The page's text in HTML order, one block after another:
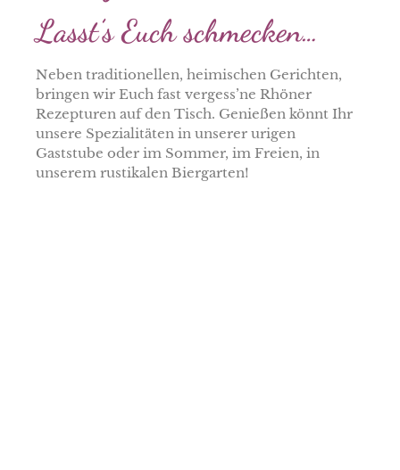
Lasst’s Euch schmecken…
Neben traditionellen, heimischen Gerichten,
bringen wir Euch fast vergess’ne Rhöner
Rezepturen auf den Tisch. Genießen könnt Ihr
unsere Spezialitäten in unserer urigen
Gaststube oder im Sommer, im Freien, in
unserem rustikalen Biergarten!